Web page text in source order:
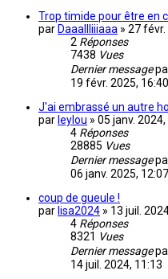
Trop timide pour être en
par Daaallliiiaaa » 27 févr.
2 Réponses
7438 Vues
Dernier message
19 févr. 2025, 16:40
J'ai embrassé un autre
par leylou » 05 janv.
4 Réponses
28885 Vues
Dernier message
06 janv. 2025, 12:07
coup de gueule !
par lisa2024 » 13 juil.
4 Réponses
8321 Vues
Dernier message
14 juil. 2024, 11:13